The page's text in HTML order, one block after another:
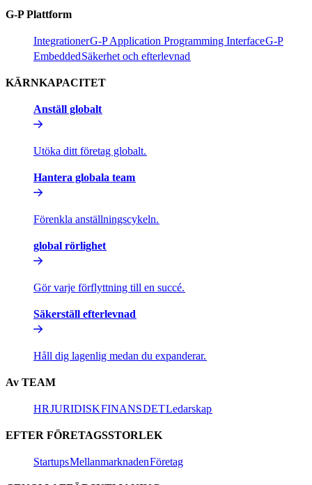
G-P Plattform​​
Integrationer​​G-P Application Programming Interface​​G-P
Embedded​​Säkerhet och efterlevnad​​
KÄRNKAPACITET​​
Anställ globalt​​
Utöka ditt företag globalt.​​
Hantera globala team​​
Förenkla anställningscykeln.​​
global rörlighet​​
Gör varje förflyttning till en succé.​​
Säkerställ efterlevnad​​
Håll dig lagenlig medan du expanderar.​​
Av TEAM​​
HR​​JURIDISK​​FINANS​​DET​​Ledarskap​​
EFTER FÖRETAGSSTORLEK​​
Startups​​Mellanmarknaden​​Företag​​